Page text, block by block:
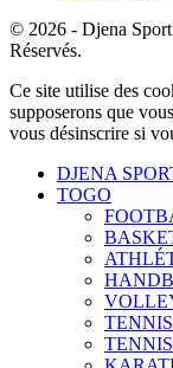
© 2026 - Djena
Réservés.
Ce site utilise des
supposerons que
vous désinscrire si
DJENA
TOGO
TENNIS